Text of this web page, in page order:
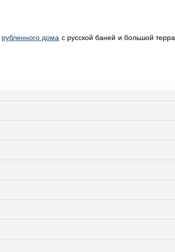
рубленного дома с русской баней и большой